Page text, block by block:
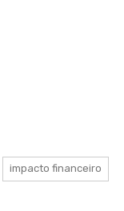
impacto financeiro